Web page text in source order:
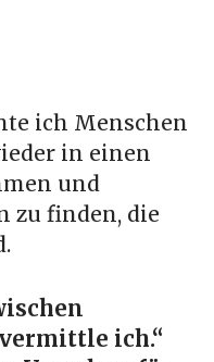
ich Menschen
in einen
und
zu finden, die
ich.“